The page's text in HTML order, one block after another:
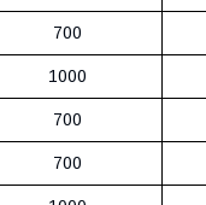
700
1000
700
700